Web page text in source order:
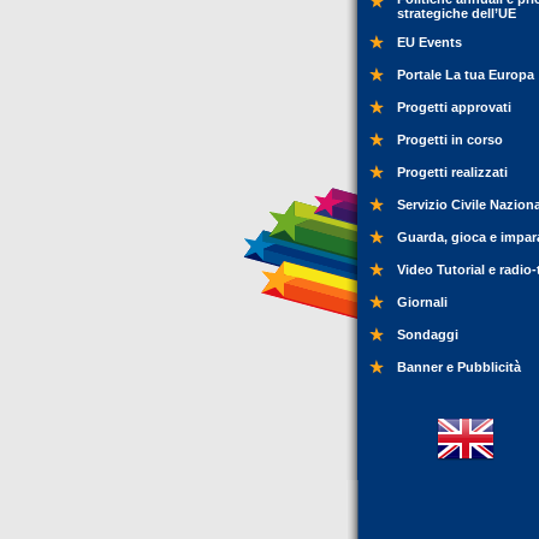
strategiche dell’UE
EU Events
Portale La tua Europa
Progetti approvati
Progetti in corso
Progetti realizzati
Servizio Civile
Guarda, gioca e
Video Tutorial e
Giornali
Sondaggi
Banner e Pubblicità